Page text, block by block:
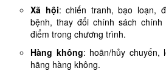
Xã hội: chiến tranh, bạo loạn,
bệnh, thay đổi chính sách
điểm trong chương trình.
Hàng không: hoãn/hủy
hãng hàng không.